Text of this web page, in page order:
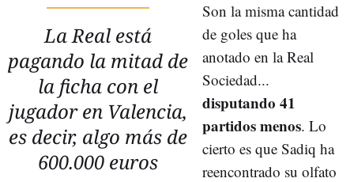
La Real está
pagando la mitad de
la ficha con el
jugador en Valencia,
es decir, algo más de
600.000 euros
Son la misma cantidad
de goles que ha
anotado en la Real
Sociedad...
disputando 41
partidos menos. Lo
cierto es que Sadiq ha
reencontrado su olfato